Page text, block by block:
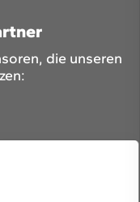
die unseren